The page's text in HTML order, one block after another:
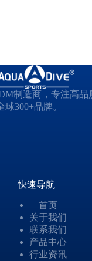
制造商，专注高品
300+品牌。
快速导航
首页
关于我们
联系我们
产品中心
行业资讯